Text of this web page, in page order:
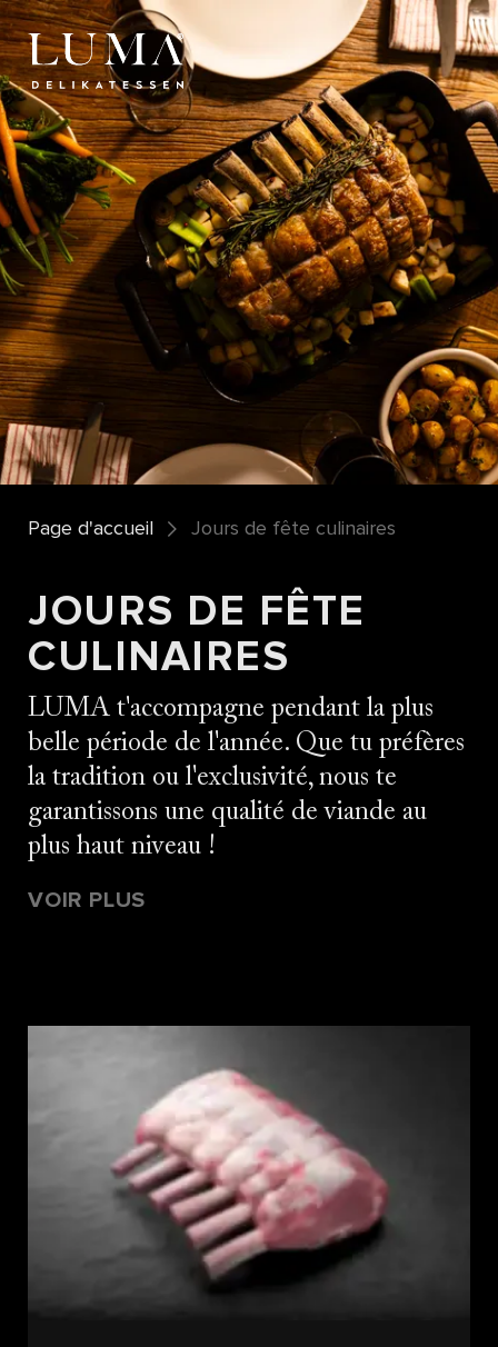
Page d'accueil Jours de fête culinaires
JOURS DE FÊTE
CULINAIRES
LUMA t'accompagne pendant la plus
belle période de l'année. Que tu préfères
la tradition ou l'exclusivité, nous te
garantissons une qualité de viande au
plus haut niveau !
VOIR PLUS